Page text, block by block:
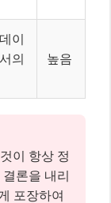
이
의
높음
이 항상 정
론을 내리
포장하여